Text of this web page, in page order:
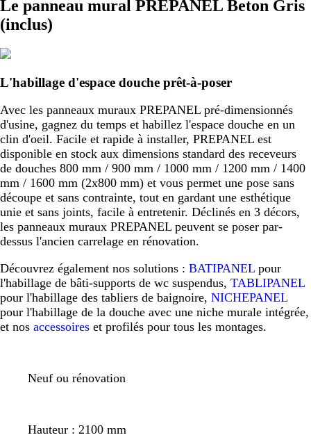
Le panneau mural PREPANEL Beton Gris
(inclus)
L'habillage d'espace douche prêt-à-poser
Avec les panneaux muraux PREPANEL pré-dimensionnés
d'usine, gagnez du temps et habillez l'espace douche en un
clin d'oeil. Facile et rapide à installer, PREPANEL est
disponible en stock aux dimensions standard des receveurs
de douches 800 mm / 900 mm / 1000 mm / 1200 mm / 1400
mm / 1600 mm (2x800 mm) et vous permet une pose sans
découpe et sans contrainte, tout en gardant une esthétique
unie et sans joints, facile à entretenir. Déclinés en 3 décors,
les panneaux muraux PREPANEL peuvent se poser par-
dessus l'ancien carrelage en rénovation.
Découvrez également nos solutions : BATIPANEL pour
l'habillage de bâti-supports de wc suspendus, TABLIPANEL
pour l'habillage des tabliers de baignoire, NICHEPANEL
pour l'habillage de la douche avec une niche murale intégrée,
et nos accessoires et profilés pour tous les montages.
Neuf ou rénovation
Hauteur : 2100 mm